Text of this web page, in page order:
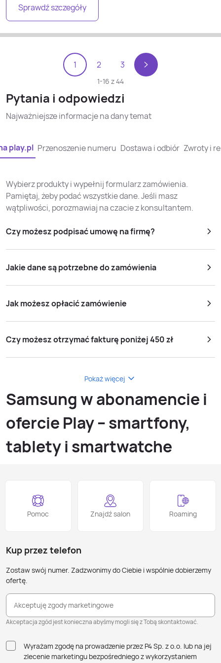
Sprawdź szczegóły
1 2 3
1-16 z44
Pytania i odpowiedzi
Najważniejsze informacje na dany temat
play.pl Przenoszenie numeru Dostawa i odbiór Zwroty i
Wybierz produkty i wypełnij formularz zamówienia.
Pamiętaj, żeby podać wszystkie dane. Jeśli masz
wątpliwości, porozmawiaj na czacie z konsultantem.
Czy możesz podpisać umowę na firmę?
Jakie dane są potrzebne do zamówienia
Jak możesz opłacić zamówienie
Czy możesz otrzymać fakturę poniżej 450 zł
Pokaż więcej
Samsung w abonamencie i
ofercie Play – smartfony,
tablety i smartwatche
łącząc nowoczesny design z niezawodnością i
funkcjonalnością. W ofercie Play znajdziesz smartfony,
tablety i smartwatche Samsung dostępne w
technologii na co dzień, bez konieczności dużych
jednorazowych wydatków. Dzięki temu możesz płynnie
łączyć pracę, rozrywkę i aktywność fizyczną, korzystając z
rozwiązań idealnie dopasowanych do Twojego stylu życia.
Smartfony Samsung – innowacja w
Twojej dłoni
Smartfony Samsung wyróżniają się eleganckim
wzornictwem, intuicyjnym interfejsem i niezawodnym
Pomoc Znajdź salon Roaming
Kup przez telefon
Zostaw swój numer. Zadzwonimy do Ciebie i wspólnie dobierzemy
ofertę.
Akceptuję zgody marketingowe
Akceptacja zgód jest konieczna abyśmy mogli się z Tobą skontaktować.
Wyrażam zgodę na prowadzenie przez P4 Sp. z o.o. lub na jej
zlecenie marketingu bezpośredniego z wykorzystaniem